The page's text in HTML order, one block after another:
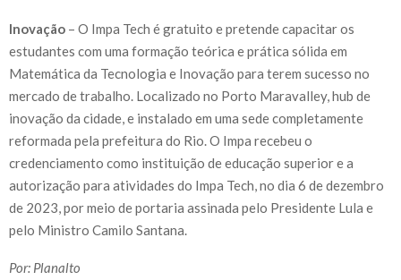
Inovação – O Impa Tech é gratuito e pretende capacitar os
estudantes com uma formação teórica e prática sólida em
Matemática da Tecnologia e Inovação para terem sucesso no
mercado de trabalho. Localizado no Porto Maravalley, hub de
inovação da cidade, e instalado em uma sede completamente
reformada pela prefeitura do Rio. O Impa recebeu o
credenciamento como instituição de educação superior e a
autorização para atividades do Impa Tech, no dia 6 de dezembro
de 2023, por meio de portaria assinada pelo Presidente Lula e
pelo Ministro Camilo Santana.
Por: Planalto